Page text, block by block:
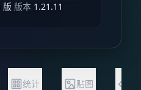
版 版本 1.21.11
统计 贴图